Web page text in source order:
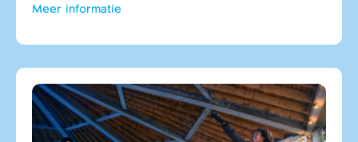
Meer informatie